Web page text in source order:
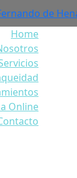
de
Home
Online